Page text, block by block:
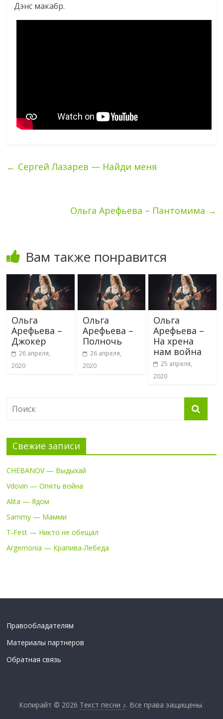
Дэнс макабр.
← Сергей Лазарев — Найди меня
Ольга Арефьева – Пантомима →
Вам также понравится
Ольга
Арефьева –
Джокер
26 апреля,
2020
Ольга
Арефьева –
Полночь
26 апреля,
2020
Ольга
Арефьева –
На хрена
нам война
25 апреля,
2020
Свежие записи
CHEBANOV — Выдыхай
Vdovin — Опять война
Alita — Ядом
Sammy — Мамми
T-Fest — Никто не обещал
Argemonia — Крапива-Лебеда
Правообладателям
Материалы партнеров
Обратная связь
Копирайт © 2026 Текст песни ♪. Все права защищены.